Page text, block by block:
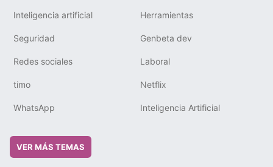
Inteligencia artificial Herramientas
Seguridad Genbeta dev
Redes sociales Laboral
timo Netflix
WhatsApp Inteligencia Artificial
VER MÁS TEMAS